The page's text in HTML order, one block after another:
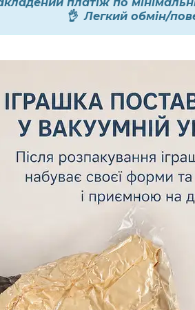
платіж по
👌 Легкий обмін/